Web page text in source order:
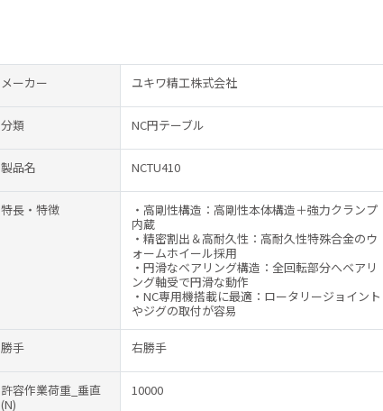
メーカー ユキワ精工株式会社
分類 NC円テーブル
製品名 NCTU410
特長・特徴
・高剛性構造：高剛性本体構造＋強力クランプ
内蔵
・精密割出＆高耐久性：高耐久性特殊合金のウ
ォームホイール採用
・円滑なベアリング構造：全回転部分へベアリ
ング軸受で円滑な動作
・NC専用機搭載に最適：ロータリージョイント
やジグの取付が容易
勝手 右勝手
許容作業荷重_垂直
(N)
10000